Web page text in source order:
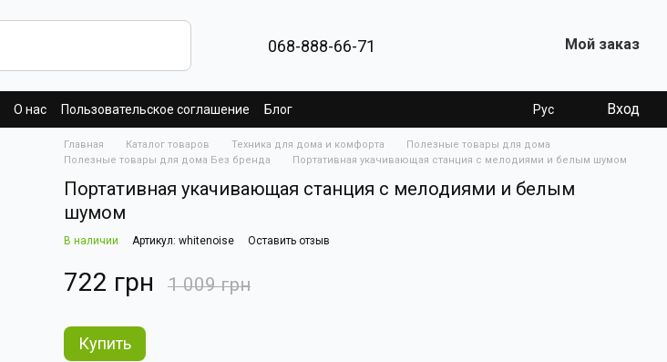
068-888-66-71 Мой заказ
О нас Пользовательское соглашение Блог Рус Вход
Главная Каталог товаров Техника для дома и комфорта
Полезные товары для дома
Полезные товары для дома Без бренда
Портативная укачивающая станция с мелодиями и белым шумом
Портативная укачивающая станция с мелодиями и белым
шумом
В наличии Артикул: whitenoise Оставить отзыв
722 грн 1 009 грн
Купить